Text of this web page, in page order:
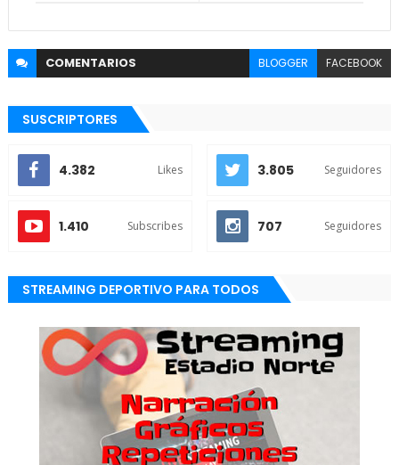
COMENTARIOS BLOGGER FACEBOOK
SUSCRIPTORES
4.382 Likes 3.805 Seguidores
1.410 Subscribes 707 Seguidores
STREAMING DEPORTIVO PARA TODOS